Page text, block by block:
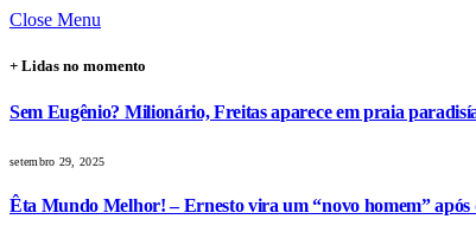
Close Menu
+ Lidas no momento
Sem Eugênio? Milionário, Freitas aparece em praia
setembro 29, 2025
Êta Mundo Melhor! – Ernesto vira um “novo homem” após